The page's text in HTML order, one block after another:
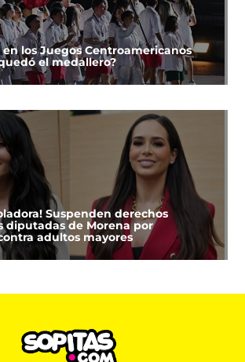
en los Juegos Centroamericanos
el medallero?
Suspenden derechos
diputadas de Morena por
adultos mayores